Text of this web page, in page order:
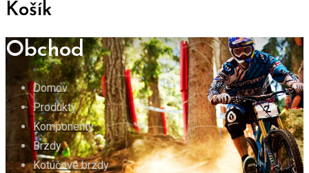
Košík
Obchod
Domov
Produkty
Komponenty
Brzdy
Kotúčové brzdy